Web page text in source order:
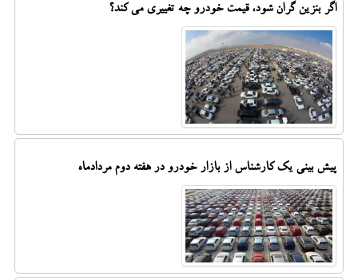
اگر بنزین گران شود، قیمت خودرو چه تغییری می کند؟
پیش بینی یک کارشناس از بازار خودرو در هفته دوم مردادماه